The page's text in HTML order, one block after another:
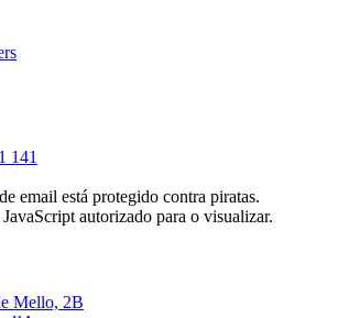
141
email está protegido contra piratas.
autorizado para o visualizar.
Mello, 2B